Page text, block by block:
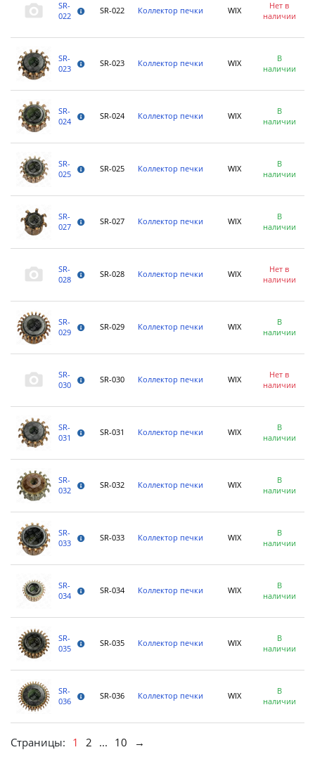
SR-
022
SR-022 Коллектор печки WIX
Нет в
наличии
SR-
023
SR-023 Коллектор печки WIX
В
наличии
SR-
024
SR-024 Коллектор печки WIX
В
наличии
SR-
025
SR-025 Коллектор печки WIX
В
наличии
SR-
027
SR-027 Коллектор печки WIX
В
наличии
SR-
028
SR-028 Коллектор печки WIX
Нет в
наличии
SR-
029
SR-029 Коллектор печки WIX
В
наличии
SR-
030
SR-030 Коллектор печки WIX
Нет в
наличии
SR-
031
SR-031 Коллектор печки WIX
В
наличии
SR-
032
SR-032 Коллектор печки WIX
В
наличии
SR-
033
SR-033 Коллектор печки WIX
В
наличии
SR-
034
SR-034 Коллектор печки WIX
В
наличии
SR-
035
SR-035 Коллектор печки WIX
В
наличии
SR-
036
SR-036 Коллектор печки WIX
В
наличии
Страницы: 1 2 ... 10 →